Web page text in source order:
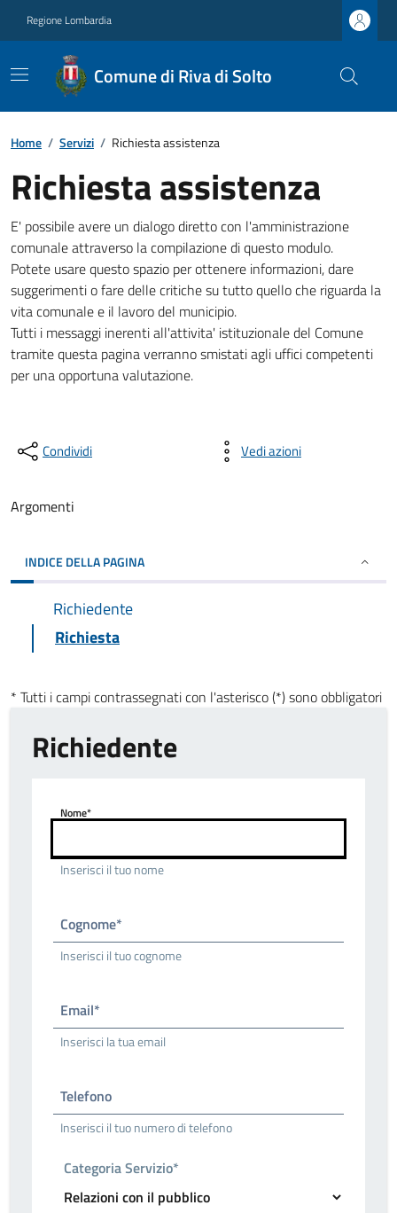
Regione Lombardia
Comune di Riva di Solto
Home / Servizi / Richiesta assistenza
Richiesta assistenza
E' possibile avere un dialogo diretto con l'amministrazione
comunale attraverso la compilazione di questo modulo.
Potete usare questo spazio per ottenere informazioni, dare
suggerimenti o fare delle critiche su tutto quello che riguarda la
vita comunale e il lavoro del municipio.
Tutti i messaggi inerenti all'attivita' istituzionale del Comune
tramite questa pagina verranno smistati agli uffici competenti
per una opportuna valutazione.
Condividi Vedi azioni
Argomenti
INDICE DELLA PAGINA
Richiedente
Richiesta
* Tutti i campi contrassegnati con l'asterisco (*) sono obbligatori
Richiedente
Nome*
Inserisci il tuo nome
Cognome*
Inserisci il tuo cognome
Email*
Inserisci la tua email
Telefono
Inserisci il tuo numero di telefono
Categoria Servizio*